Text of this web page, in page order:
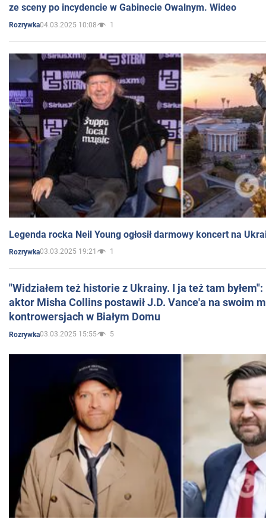
ze sceny po incydencie w Gabinecie Owalnym. Wideo
Rozrywka04.03.2025 10:08 1
Legenda rocka Neil Young ogłosił darmowy koncert na
Rozrywka03.03.2025 19:21 1
"Widziałem też historie z Ukrainy. I ja też tam
aktor Misha Collins postawił J.D. Vance'a na swoim
kontrowersjach w Białym Domu
Rozrywka03.03.2025 15:55 5